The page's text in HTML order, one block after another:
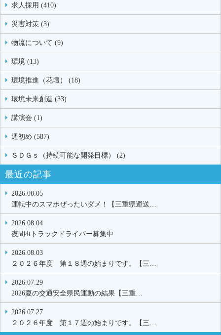
求人採用 (410)
災害対策 (3)
物流について (9)
環境 (13)
環境推進（花壇） (18)
環境未来創造 (33)
講演会 (1)
週初め (587)
ＳＤＧｓ（持続可能な開発目標） (2)
最近の記事
2026.08.05
運転中のスマホぜったいダメ！【三重県運送…
2026.08.04
夜間4tトラックドライバー募集中
2026.08.03
２０２６年度 第１８週の始まりです。【三…
2026.07.29
2026夏の交通安全県民運動の結果【三重…
2026.07.27
２０２６年度 第１７週の始まりです。【三…